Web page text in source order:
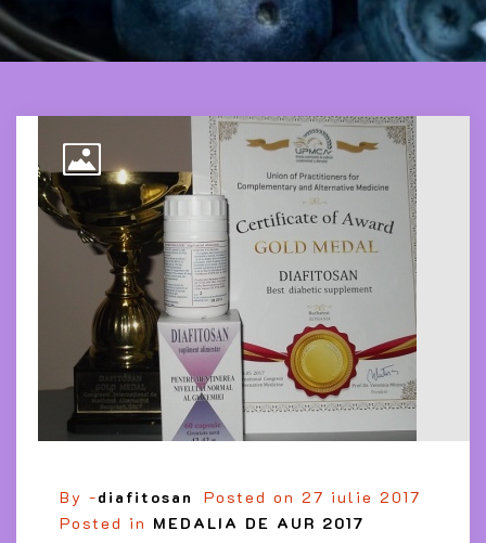
By -diafitosan Posted on 27 iulie 2017
Posted in MEDALIA DE AUR 2017